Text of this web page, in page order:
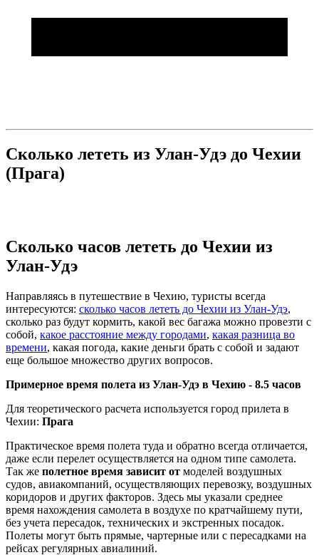
Сколько лететь из Улан-Удэ до Чехии
(Прага)
Сколько часов лететь до Чехии из
Улан-Удэ
Направляясь в путешествие в Чехию, туристы всегда
интересуются: сколько часов лететь до Чехии из Улан-Удэ,
сколько раз будут кормить, какой вес багажа можно провезти с
собой, какое расстояние между городами, какая разница во
времени, какая погода, какие деньги брать с собой и задают
еще большое множество других вопросов.
Примерное время полета из Улан-Удэ в Чехию - 8.5 часов
Для теоретического расчета используется город прилета в
Чехии: Прага
Практическое время полета туда и обратно всегда отличается,
даже если перелет осуществляется на одном типе самолета.
Так же полетное время зависит от моделей воздушных
судов, авиакомпаний, осуществляющих перевозку, воздушных
коридоров и других факторов. Здесь мы указали среднее
время нахождения самолета в воздухе по кратчайшему пути,
без учета пересадок, технических и экстренных посадок.
Полеты могут быть прямые, чартерные или с пересадками на
рейсах регулярных авиалиний.